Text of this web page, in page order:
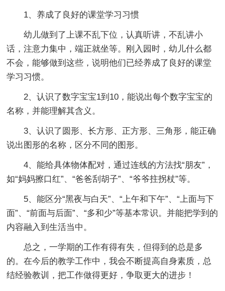
1、养成了良好的课堂学习习惯
幼儿做到了上课不乱下位，认真听讲，不乱讲小
话，注意力集中，端正就坐等。刚入园时，幼儿什么都
不会，能够做到这些，说明他们已经养成了良好的课堂
学习习惯。
2、认识了数字宝宝1到10，能说出每个数字宝宝的
名称，并能理解其含义。
3、认识了圆形、长方形、正方形、三角形，能正确
说出图形的名称，区分不同的图形。
4、能给具体物体配对，通过连线的方法找“朋友”，
如“妈妈擦口红”、“爸爸刮胡子”、“爷爷拄拐杖”等。
5、能区分“黑夜与白天”、“上午和下午”、“上面与下
面”、“前面与后面”、“多和少”等基本常识。并能把学到的
内容融入到生活当中。
总之，一学期的工作有得有失，但得到的总是多
的。在今后的教学工作中，我会不断提高自身素质，总
结经验教训，把工作做得更好，争取更大的进步！